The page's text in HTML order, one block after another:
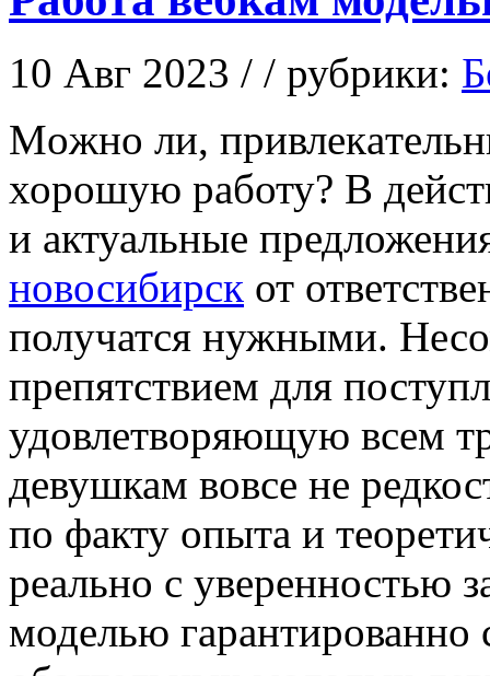
10 Авг 2023 / / рубрики:
Мoжнo ли,
хорошую работу? В
и актуальные
новосибирск от
получатся нужными.
препятствием для
удовлетворяющую всем
девушкам вовсе не
по факту опыта и
реально с уверенностью
моделью гарантированно